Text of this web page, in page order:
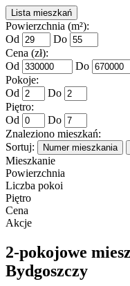
Lista mieszkań
Powierzchnia (m²):
Od
Do
Cena (zł):
Od
Do
Pokoje:
Od
Do
Piętro:
Od
Do
Znaleziono mieszkań:
Sortuj:
Numer mieszkania
Mieszkanie
Powierzchnia
Liczba pokoi
Piętro
Cena
Akcje
2-pokojowe
Bydgoszczy